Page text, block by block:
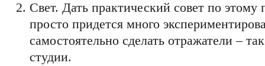
Свет. Дать практический совет по
просто придется много
самостоятельно сделать отражатели –
студии.